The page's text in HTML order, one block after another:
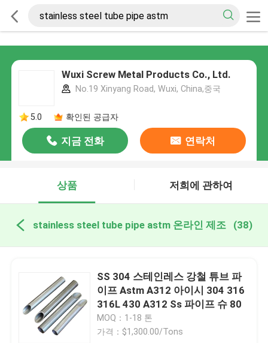
Wuxi Screw Metal Products Co., Ltd.
No.19 Xinyang Road, Wuxi, China,중국
5.0 확인된 공급자
지금 전화 연락처
상품 저희에 관하여
stainless steel tube pipe astm 온라인 제조 (38)
SS 304 스테인레스 강철 튜브 파
이프 Astm A312 아이시 304 316
316L 430 A312 Ss 파이프 슈 80
MOQ：1-18 톤
가격：$1,300.00/Tons